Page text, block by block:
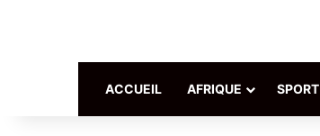
ACCUEIL AFRIQUE SPORT